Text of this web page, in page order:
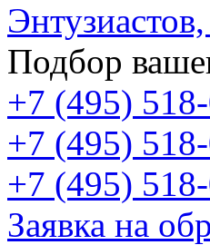
Подбор
+7 (495)
+7 (495)
+7 (495)
Заявка на